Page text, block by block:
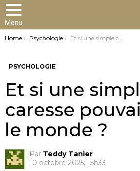
Menu
You are here:
Home Psychologie Et si une simple caresse pouvait guérir le monde ?
PSYCHOLOGIE
Et si une
caresse
le monde ?
Par Teddy Tanier
10 octobre 2025, 15h33